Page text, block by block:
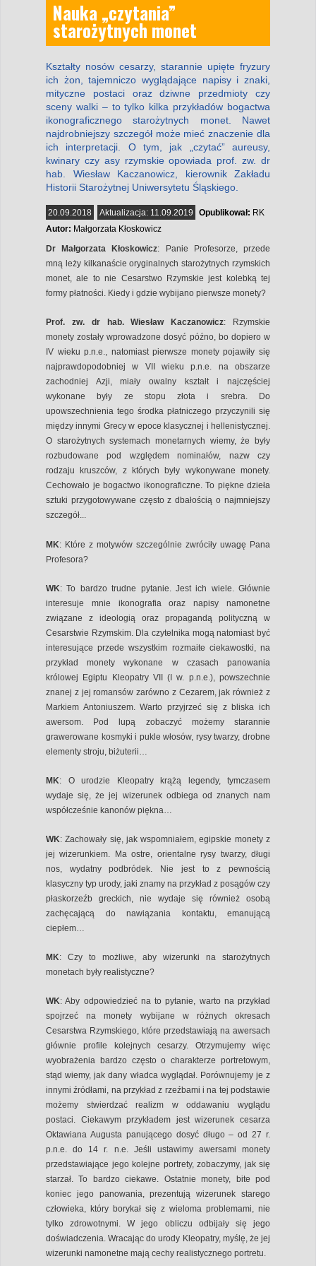
Nauka „czytania”
starożytnych monet
Kształty nosów cesarzy, starannie upięte fryzury
ich żon, tajemniczo wyglądające napisy i znaki,
mityczne postaci oraz dziwne przedmioty czy
sceny walki – to tylko kilka przykładów bogactwa
ikonograficznego starożytnych monet. Nawet
najdrobniejszy szczegół może mieć znaczenie dla
ich interpretacji. O tym, jak „czytać” aureusy,
kwinary czy asy rzymskie opowiada prof. zw. dr
hab. Wiesław Kaczanowicz, kierownik Zakładu
Historii Starożytnej Uniwersytetu Śląskiego.
20.09.2018 Aktualizacja: 11.09.2019 Opublikował: RK
Autor: Małgorzata Kłoskowicz
Dr Małgorzata Kłoskowicz: Panie Profesorze, przede
mną leży kilkanaście oryginalnych starożytnych rzymskich
monet, ale to nie Cesarstwo Rzymskie jest kolebką tej
formy płatności. Kiedy i gdzie wybijano pierwsze monety?
Prof. zw. dr hab. Wiesław Kaczanowicz: Rzymskie
monety zostały wprowadzone dosyć późno, bo dopiero w
IV wieku p.n.e., natomiast pierwsze monety pojawiły się
najprawdopodobniej w VII wieku p.n.e. na obszarze
zachodniej Azji, miały owalny kształt i najczęściej
wykonane były ze stopu złota i srebra. Do
upowszechnienia tego środka płatniczego przyczynili się
między innymi Grecy w epoce klasycznej i hellenistycznej.
O starożytnych systemach monetarnych wiemy, że były
rozbudowane pod względem nominałów, nazw czy
rodzaju kruszców, z których były wykonywane monety.
Cechowało je bogactwo ikonograficzne. To piękne dzieła
sztuki przygotowywane często z dbałością o najmniejszy
szczegół...
MK: Które z motywów szczególnie zwróciły uwagę Pana
Profesora?
WK: To bardzo trudne pytanie. Jest ich wiele. Głównie
interesuje mnie ikonografia oraz napisy namonetne
związane z ideologią oraz propagandą polityczną w
Cesarstwie Rzymskim. Dla czytelnika mogą natomiast być
interesujące przede wszystkim rozmaite ciekawostki, na
przykład monety wykonane w czasach panowania
królowej Egiptu Kleopatry VII (I w. p.n.e.), powszechnie
znanej z jej romansów zarówno z Cezarem, jak również z
Markiem Antoniuszem. Warto przyjrzeć się z bliska ich
awersom. Pod lupą zobaczyć możemy starannie
grawerowane kosmyki i pukle włosów, rysy twarzy, drobne
elementy stroju, biżuterii…
MK: O urodzie Kleopatry krążą legendy, tymczasem
wydaje się, że jej wizerunek odbiega od znanych nam
współcześnie kanonów piękna…
WK: Zachowały się, jak wspomniałem, egipskie monety z
jej wizerunkiem. Ma ostre, orientalne rysy twarzy, długi
nos, wydatny podbródek. Nie jest to z pewnością
klasyczny typ urody, jaki znamy na przykład z posągów czy
płaskorzeźb greckich, nie wydaje się również osobą
zachęcającą do nawiązania kontaktu, emanującą
ciepłem…
MK: Czy to możliwe, aby wizerunki na starożytnych
monetach były realistyczne?
WK: Aby odpowiedzieć na to pytanie, warto na przykład
spojrzeć na monety wybijane w różnych okresach
Cesarstwa Rzymskiego, które przedstawiają na awersach
głównie profile kolejnych cesarzy. Otrzymujemy więc
wyobrażenia bardzo często o charakterze portretowym,
stąd wiemy, jak dany władca wyglądał. Porównujemy je z
innymi źródłami, na przykład z rzeźbami i na tej podstawie
możemy stwierdzać realizm w oddawaniu wyglądu
postaci. Ciekawym przykładem jest wizerunek cesarza
Oktawiana Augusta panującego dosyć długo – od 27 r.
p.n.e. do 14 r. n.e. Jeśli ustawimy awersami monety
przedstawiające jego kolejne portrety, zobaczymy, jak się
starzał. To bardzo ciekawe. Ostatnie monety, bite pod
koniec jego panowania, prezentują wizerunek starego
człowieka, który borykał się z wieloma problemami, nie
tylko zdrowotnymi. W jego obliczu odbijały się jego
doświadczenia. Wracając do urody Kleopatry, myślę, że jej
wizerunki namonetne mają cechy realistycznego portretu.